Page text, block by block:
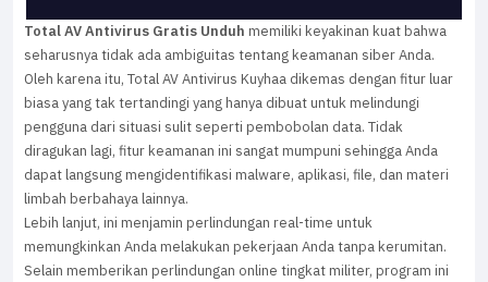
Total AV Antivirus Gratis Unduh memiliki keyakinan kuat bahwa
seharusnya tidak ada ambiguitas tentang keamanan siber Anda.
Oleh karena itu, Total AV Antivirus Kuyhaa dikemas dengan fitur luar
biasa yang tak tertandingi yang hanya dibuat untuk melindungi
pengguna dari situasi sulit seperti pembobolan data. Tidak
diragukan lagi, fitur keamanan ini sangat mumpuni sehingga Anda
dapat langsung mengidentifikasi malware, aplikasi, file, dan materi
limbah berbahaya lainnya.
Lebih lanjut, ini menjamin perlindungan real-time untuk
memungkinkan Anda melakukan pekerjaan Anda tanpa kerumitan.
Selain memberikan perlindungan online tingkat militer, program ini